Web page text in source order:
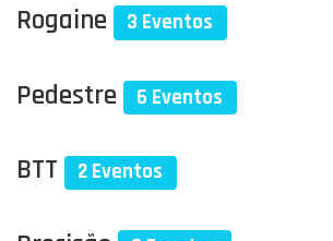
Rogaine 3 Eventos
Pedestre 6 Eventos
BTT 2 Eventos